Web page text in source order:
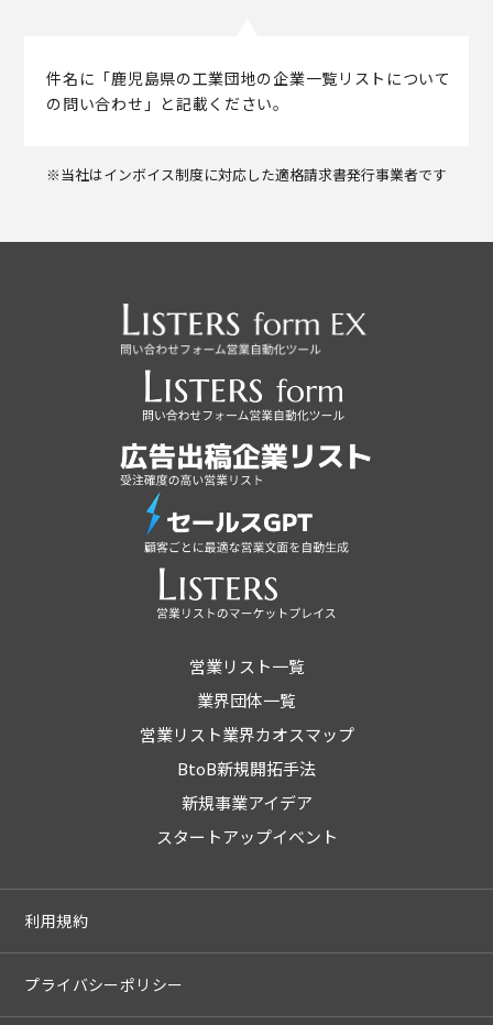
件名に「鹿児島県の工業団地の企業一覧リストについて
の問い合わせ」と記載ください。
※当社はインボイス制度に対応した適格請求書発行事業者です
営業リスト一覧
業界団体一覧
営業リスト業界カオスマップ
BtoB新規開拓手法
新規事業アイデア
スタートアップイベント
利用規約
プライバシーポリシー